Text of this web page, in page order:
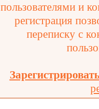
пользователями и
регистрация
переписку с